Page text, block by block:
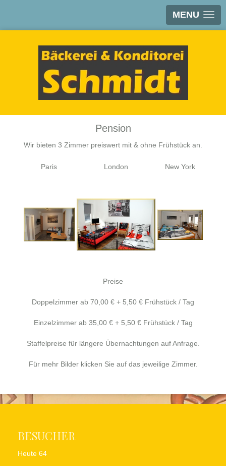
MENU
Pension
Wir bieten 3 Zimmer preiswert mit & ohne Frühstück an.
Paris London New York
Preise
Doppelzimmer ab 70,00 € + 5,50 € Frühstück / Tag
Einzelzimmer ab 35,00 € + 5,50 € Frühstück / Tag
Staffelpreise für längere Übernachtungen auf Anfrage.
Für mehr Bilder klicken Sie auf das jeweilige Zimmer.
BESUCHER
Heute 64